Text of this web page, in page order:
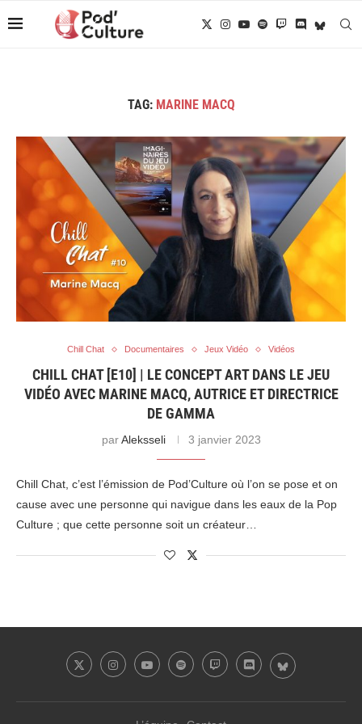
TAG: MARINE MACQ
Chill Chat Documentaires Jeux Vidéo Vidéos
CHILL CHAT [E10] | LE CONCEPT ART DANS LE JEU
VIDÉO AVEC MARINE MACQ, AUTRICE ET DIRECTRICE
DE GAMMA
parAleksseli 3 janvier 2023
Chill Chat, c’est l’émission de Pod’Culture où l’on se pose et on
cause avec une personne qui navigue dans les eaux de la Pop
Culture ; que cette personne soit un créateur…